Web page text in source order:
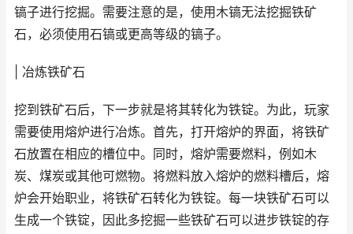
镐子进行挖掘。需要注意的是，使用木镐无法挖掘铁矿
石，必须使用石镐或更高等级的镐子。
| 冶炼铁矿石
挖到铁矿石后，下一步就是将其转化为铁锭。为此，玩家
需要使用熔炉进行冶炼。首先，打开熔炉的界面，将铁矿
石放置在相应的槽位中。同时，熔炉需要燃料，例如木
炭、煤炭或其他可燃物。将燃料放入熔炉的燃料槽后，熔
炉会开始职业，将铁矿石转化为铁锭。每一块铁矿石可以
生成一个铁锭，因此多挖掘一些铁矿石可以进步铁锭的存